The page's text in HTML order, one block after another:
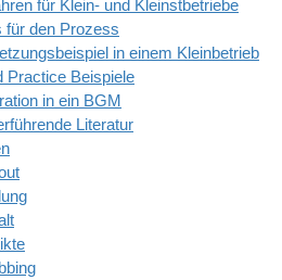
für Klein- und Kleinstbetriebe
für den Prozess
in einem Kleinbetrieb
Practice Beispiele
in ein BGM
Literatur